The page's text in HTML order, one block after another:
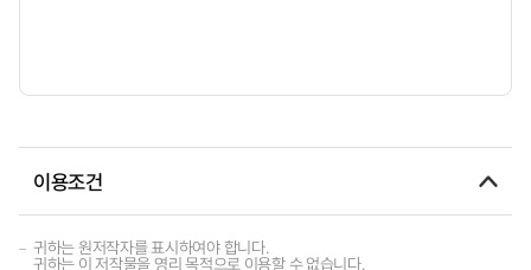
이용조건
귀하는 원저작자를 표시하여야 합니다.
귀하는 이 저작물을 영리 목적으로 이용할 수 없습니다.